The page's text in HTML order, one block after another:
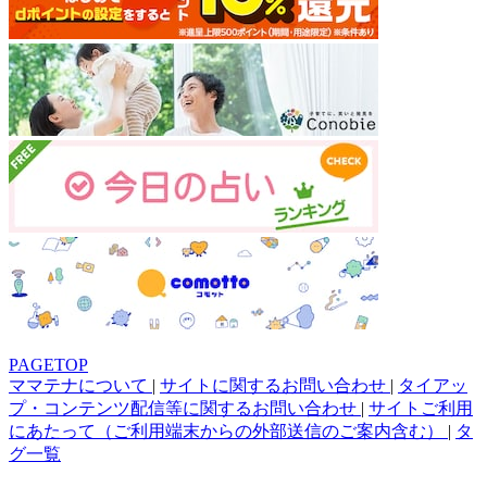
PAGETOP
ママテナについて | サイトに関するお問い合わせ | タイアッ
プ・コンテンツ配信等に関するお問い合わせ | サイトご利用
にあたって（ご利用端末からの外部送信のご案内含む） | タ
グ一覧